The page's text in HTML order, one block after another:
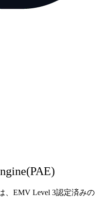
、EMV Level 3認定済みの